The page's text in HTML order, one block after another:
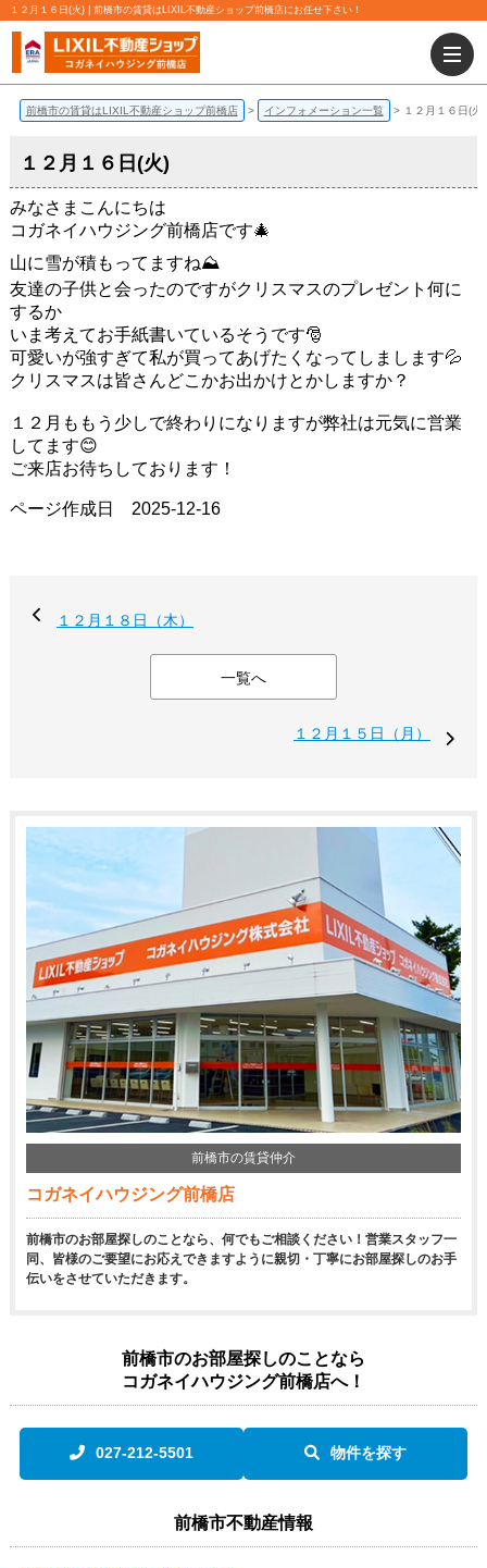
１２月１６日(火) | 前橋市の賃貸はLIXIL不動産ショップ前橋店にお任せ下さい！
前橋市の賃貸はLIXIL不動産ショップ前橋店 インフォメーション一覧 １２月１６日(火)
１２月１６日(火)
みなさまこんにちは
コガネイハウジング前橋店です🎄
山に雪が積もってますね⛰
友達の子供と会ったのですがクリスマスのプレゼント何に
するか
いま考えてお手紙書いているそうです🎅
可愛いが強すぎて私が買ってあげたくなってしまします💦
クリスマスは皆さんどこかお出かけとかしますか？
１２月ももう少しで終わりになりますが弊社は元気に営業
してます😊
ご来店お待ちしております！
ページ作成日 2025-12-16
１２月１８日（木）
一覧へ
１２月１５日（月）
前橋市の賃貸仲介
コガネイハウジング前橋店
前橋市のお部屋探しのことなら、何でもご相談ください！営業スタッフ一
同、皆様のご要望にお応えできますように親切・丁寧にお部屋探しのお手
伝いをさせていただきます。
前橋市のお部屋探しのことなら
コガネイハウジング前橋店へ！
027-212-5501 物件を探す
前橋市不動産情報